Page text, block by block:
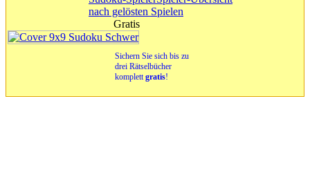
nach gelösten Spielen
Gratis
Sichern Sie sich bis zu
drei Rätselbücher
komplettgratis!